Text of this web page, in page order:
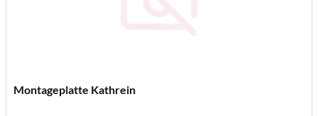
Montageplatte Kathrein